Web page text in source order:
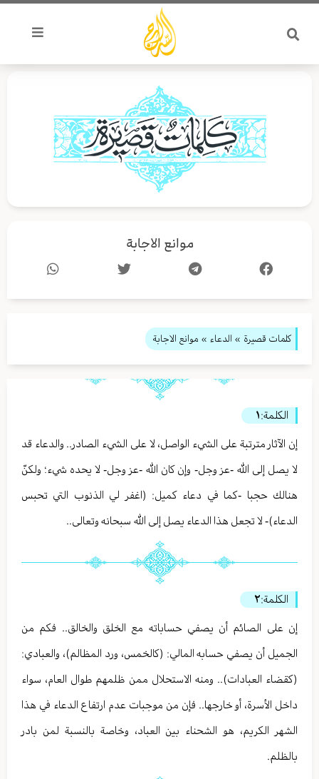
تخطي
المحتوى
موانع الاجابة
كلمات قصيرة » الدعاء » موانع الاجابة
الكلمة:١
إن الآثار مترتبة على الشيء الواصل، لا على الشيء الصادر.. والدعاء قد
لا يصل إلى الله -عز وجل- وإن كان الله -عز وجل- لا يحده شيء؛ ولكنّ
هنالك حجبا -كما في دعاء كميل: (اغفر لي الذنوب التي تحبس
الدعاء)- لا تجعل هذا الدعاء يصل إلى الله سبحانه وتعالى..
الكلمة:٢
إن على الصائم أن يصفي حساباته مع الخلق والخالق.. فكم من
الجميل أن يصفي حسابه المالي: (كالخمس، ورد المظالم)، والعبادي:
(كقضاء العبادات).. ومنه الاستحلال ممن ظلمهم طوال العام، سواء
داخل الأسرة، أو خارجها.. فإن من موجبات عدم ارتفاع الدعاء في هذا
الشهر الكريم، هو الشحناء بين العباد، وخاصة بالنسبة لمن بادر
بالظلم.